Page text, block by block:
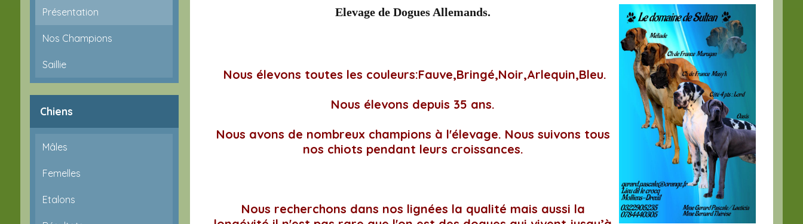
Présentation
Nos Champions
Saillie
Chiens
Mâles
Femelles
Etalons
Elevage de Dogues Allemands.
Nous élevons toutes les couleurs:Fauve,Bringé,Noir,Arlequin,Bleu.
Nous élevons depuis 35 ans.
Nous avons de nombreux champions à l'élevage. Nous suivons tous
nos chiots pendant leurs croissances.
Nous recherchons dans nos lignées la qualité mais aussi la